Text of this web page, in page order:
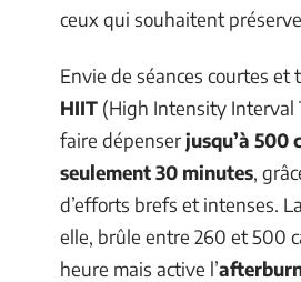
ceux qui souhaitent
Envie de séances courtes et
HIIT (High Intensity Interval
faire dépenserjusqu’à 500
seulement 30 minutes,
d’efforts brefs et intenses. La
elle, brûle entre 260 et 500
heure mais active l’